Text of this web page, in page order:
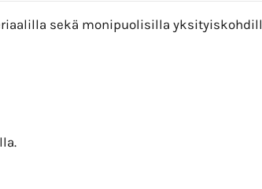
sekä monipuolisilla